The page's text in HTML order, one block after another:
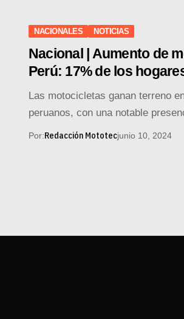
NACIONALES NOTICIAS
Nacional | Aumento de
Perú: 17% de los
Las motocicletas ganan terreno
peruanos, con una notable
Por:Redacción Mototecjunio 10, 2024